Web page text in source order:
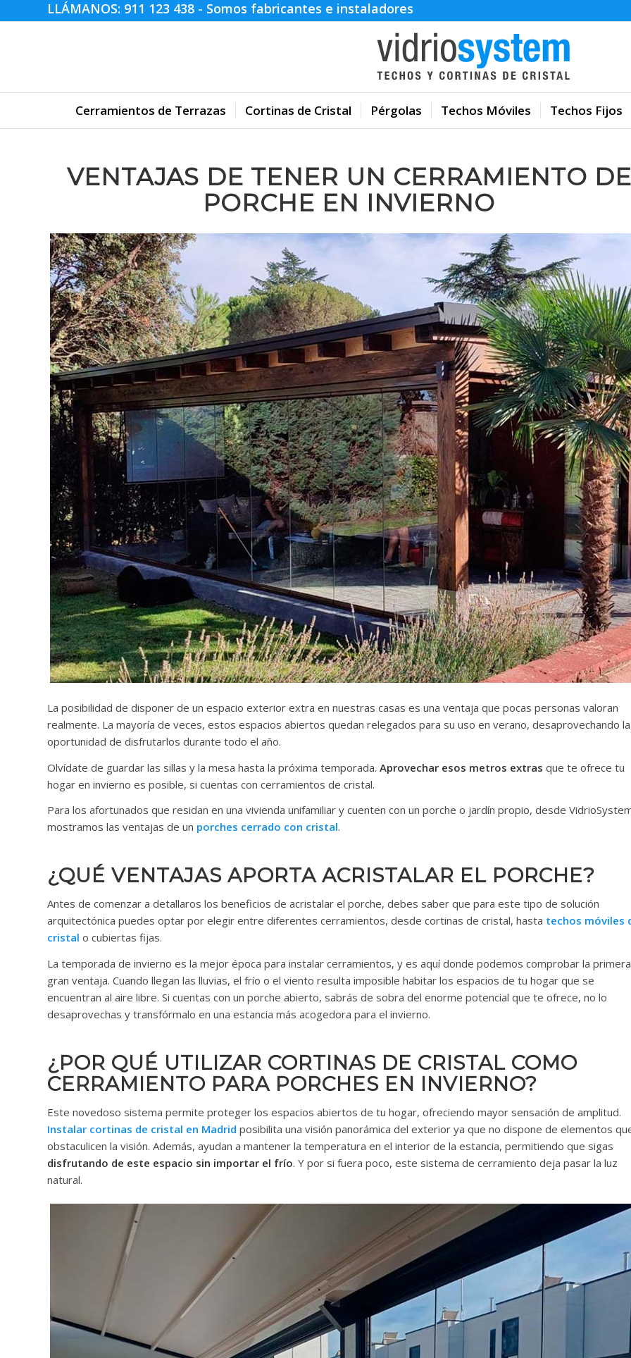
LLÁMANOS: 911 123 438 - Somos fabricantes e instaladores
Cerramientos de Terrazas Cortinas de Cristal Pérgolas Techos Móviles Techos Fijos
VENTAJAS DE TENER UN CERRAMIENTO DE
PORCHE EN INVIERNO
La posibilidad de disponer de un espacio exterior extra en nuestras casas es una ventaja que pocas personas valoran
realmente. La mayoría de veces, estos espacios abiertos quedan relegados para su uso en verano, desaprovechando la
oportunidad de disfrutarlos durante todo el año.
Olvídate de guardar las sillas y la mesa hasta la próxima temporada. Aprovechar esos metros extras que te ofrece tu
hogar en invierno es posible, si cuentas con cerramientos de cristal.
Para los afortunados que residan en una vivienda unifamiliar y cuenten con un porche o jardín propio, desde
mostramos las ventajas de un porches cerrado con cristal.
¿QUÉ VENTAJAS APORTA ACRISTALAR EL PORCHE?
Antes de comenzar a detallaros los beneficios de acristalar el porche, debes saber que para este tipo de solución
arquitectónica puedes optar por elegir entre diferentes cerramientos, desde cortinas de cristal, hasta techos móviles
cristal o cubiertas fijas.
La temporada de invierno es la mejor época para instalar cerramientos, y es aquí donde podemos comprobar la primera
gran ventaja. Cuando llegan las lluvias, el frío o el viento resulta imposible habitar los espacios de tu hogar que se
encuentran al aire libre. Si cuentas con un porche abierto, sabrás de sobra del enorme potencial que te ofrece, no lo
desaprovechas y transfórmalo en una estancia más acogedora para el invierno.
¿POR QUÉ UTILIZAR CORTINAS DE CRISTAL COMO
CERRAMIENTO PARA PORCHES EN INVIERNO?
Este novedoso sistema permite proteger los espacios abiertos de tu hogar, ofreciendo mayor sensación de amplitud.
Instalar cortinas de cristal en Madrid posibilita una visión panorámica del exterior ya que no dispone de elementos
obstaculicen la visión. Además, ayudan a mantener la temperatura en el interior de la estancia, permitiendo que sigas
disfrutando de este espacio sin importar el frío. Y por si fuera poco, este sistema de cerramiento deja pasar la luz
natural.